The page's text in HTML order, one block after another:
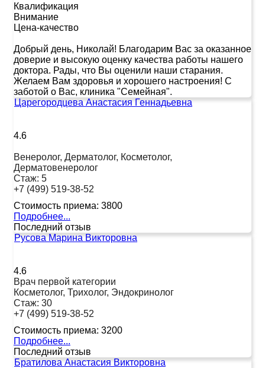
Квалификация
Внимание
Цена-качество
Добрый день, Николай! Благодарим Вас за оказанное
доверие и высокую оценку качества работы нашего
доктора. Рады, что Вы оценили наши старания.
Желаем Вам здоровья и хорошего настроения! С
заботой о Вас, клиника "Семейная".
Царегородцева Анастасия Геннадьевна
4.6
Венеролог, Дерматолог, Косметолог,
Дерматовенеролог
Стаж: 5
+7 (499) 519-38-52
Стоимость приема: 3800
Подробнее...
Последний отзыв
Русова Марина Викторовна
4.6
Врач первой категории
Косметолог, Трихолог, Эндокринолог
Стаж: 30
+7 (499) 519-38-52
Стоимость приема: 3200
Подробнее...
Последний отзыв
Братилова Анастасия Викторовна